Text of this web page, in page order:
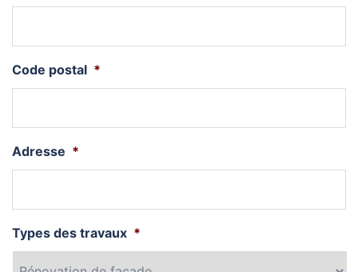
Code postal *
Adresse *
Types des travaux *